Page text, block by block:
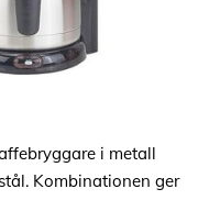
i metall
Kombinationen ger